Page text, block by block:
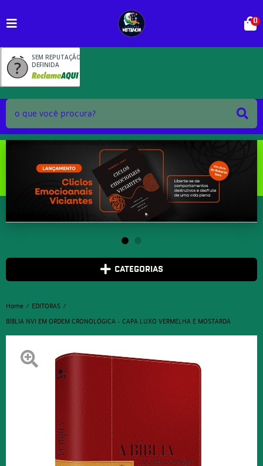
SEM REPUTAÇÃO
DEFINIDA
0
CATEGORIAS
Home
EDITORAS
BÍBLIA NVI EM ORDEM CRONOLÓGICA – CAPA LUXO VERMELHA E MOSTARDA